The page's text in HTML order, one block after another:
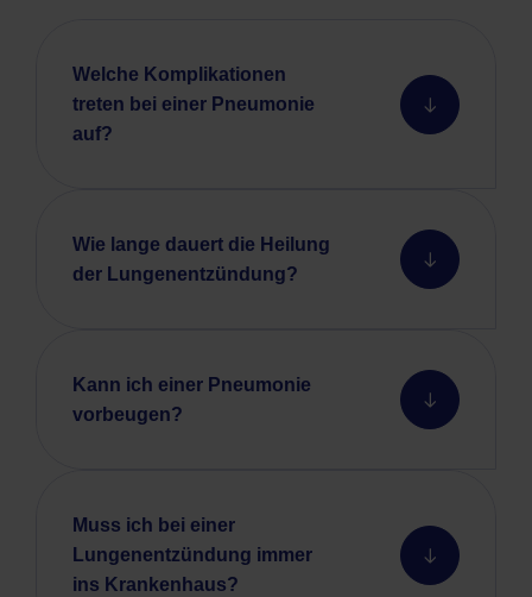
Welche Komplikationen
treten bei einer Pneumonie
auf?
Wie lange dauert die Heilung
der Lungenentzündung?
Kann ich einer Pneumonie
vorbeugen?
Muss ich bei einer
Lungenentzündung immer
ins Krankenhaus?